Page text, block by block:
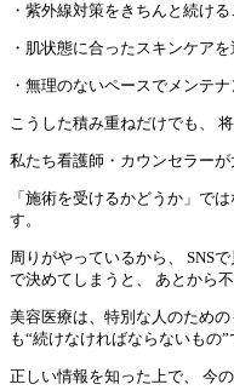
・紫外線対策をきちんと続ける
・肌状態に合ったスキンケアを
・無理のないペースでメンテ
こうした積み重ねだけでも、
私たち看護師・カウンセラーが
「施術を受けるかどうか」で
す。
周りがやっているから、 SNS
で決めてしまうと、 あとから
美容医療は、特別な人のため
も“続けなければならないもの”
正しい情報を知った上で、 今